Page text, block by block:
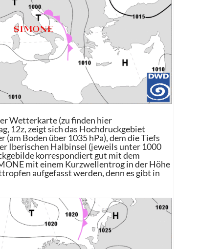
Wetterkarte (zu finden hier
12z, zeigt sich das Hochdruckgebiet
Boden über 1035 hPa), dem die Tiefs
Iberischen Halbinsel (jeweils unter 1000
korrespondiert gut mit dem
mit einem Kurzwellentrog in der Höhe
aufgefasst werden, denn es gibt in